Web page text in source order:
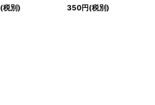
(税別)
350円(税別)